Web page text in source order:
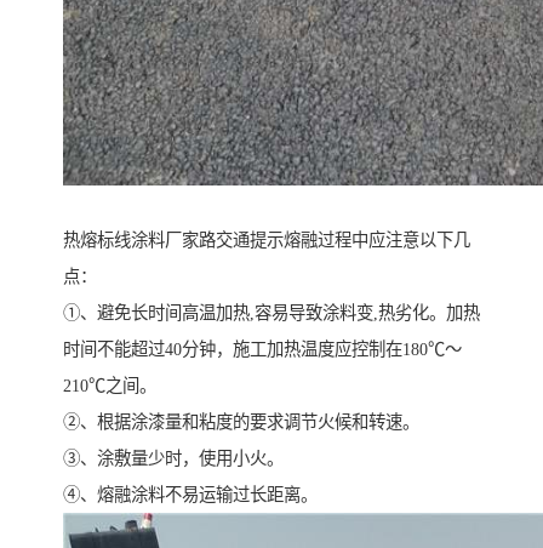
热熔标线涂料厂家路交通提示熔融过程中应注意以下几
点：
①、避免长时间高温加热,容易导致涂料变,热劣化。加热
时间不能超过40分钟，施工加热温度应控制在180℃～
210℃之间。
②、根据涂漆量和粘度的要求调节火候和转速。
③、涂敷量少时，使用小火。
④、熔融涂料不易运输过长距离。